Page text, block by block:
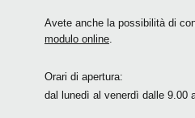
Avete anche la possibilità di
modulo online.
Orari di apertura:
dal lunedì al venerdì dalle 9.00